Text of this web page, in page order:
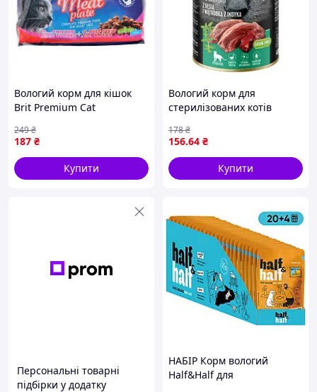
Вологий корм для кішок
Brit Premium Cat
по 100 г (8595602506262)
187 ₴
249₴
Купити
Вологий корм для
стерилізованих котів
Sterilised із гусятиною та
індичою печінкою 400 г
156.64 ₴
178₴
Купити
Персональні товарні
підбірки у додатку
НАБІР Корм вологий
Half&Half для